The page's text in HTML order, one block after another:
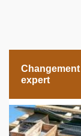
expert